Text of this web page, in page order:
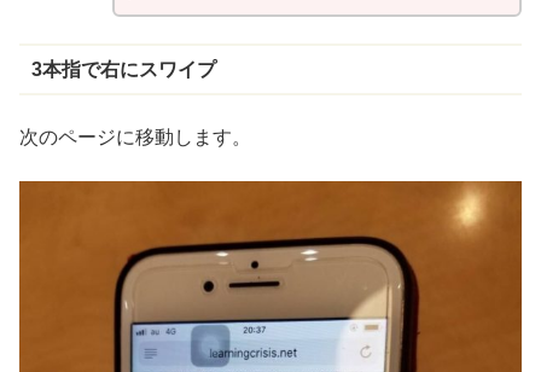
3本指で右にスワイプ
次のページに移動します。